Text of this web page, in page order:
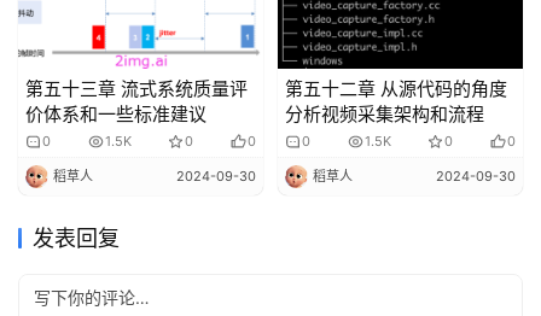
第五十三章 流式系统质量评
价体系和一些标准建议
0 1.5K 0 0
稻草人 2024-09-30
第五十二章 从源代码的角度
分析视频采集架构和流程
0 1.5K 0 0
稻草人 2024-09-30
发表回复